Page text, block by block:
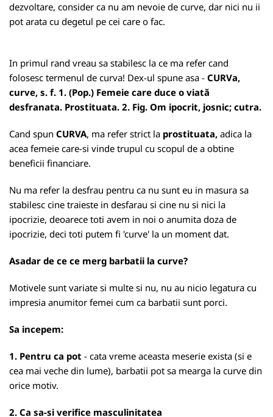
dezvoltare, consider ca nu am nevoie de curve, dar nici nu ii
pot arata cu degetul pe cei care o fac.
In primul rand vreau sa stabilesc la ce ma refer cand
folosesc termenul de curva! Dex-ul spune asa - CURVa,
curve, s. f. 1. (Pop.) Femeie care duce o viată
desfranata. Prostituata. 2. Fig. Om ipocrit, josnic; cutra.
Cand spun CURVA, ma refer strict la prostituata, adica la
acea femeie care-si vinde trupul cu scopul de a obtine
beneficii financiare.
Nu ma refer la desfrau pentru ca nu sunt eu in masura sa
stabilesc cine traieste in desfarau si cine nu si nici la
ipocrizie, deoarece toti avem in noi o anumita doza de
ipocrizie, deci toti putem fi 'curve' la un moment dat.
Asadar de ce ce merg barbatii la curve?
Motivele sunt variate si multe si nu, nu au nicio legatura cu
impresia anumitor femei cum ca barbatii sunt porci.
Sa incepem:
1. Pentru ca pot - cata vreme aceasta meserie exista (si e
cea mai veche din lume), barbatii pot sa mearga la curve din
orice motiv.
2. Ca sa-si verifice masculinitatea